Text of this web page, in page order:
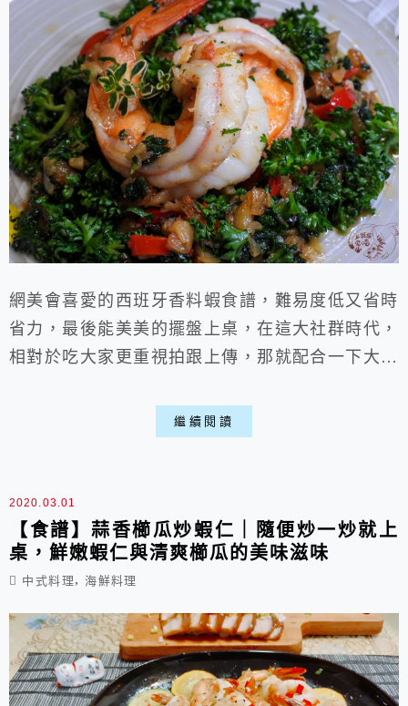
網美會喜愛的西班牙香料蝦食譜，難易度低又省時
省力，最後能美美的擺盤上桌，在這大社群時代，
相對於吃大家更重視拍跟上傳，那就配合一下大眾
就能上桌享用，完美又迷人的大蝦食譜喵。
繼續閱讀
2020.03.01
【食譜】蒜香櫛瓜炒蝦仁｜隨便炒一炒就上
桌，鮮嫩蝦仁與清爽櫛瓜的美味滋味
中式料理 , 海鮮料理